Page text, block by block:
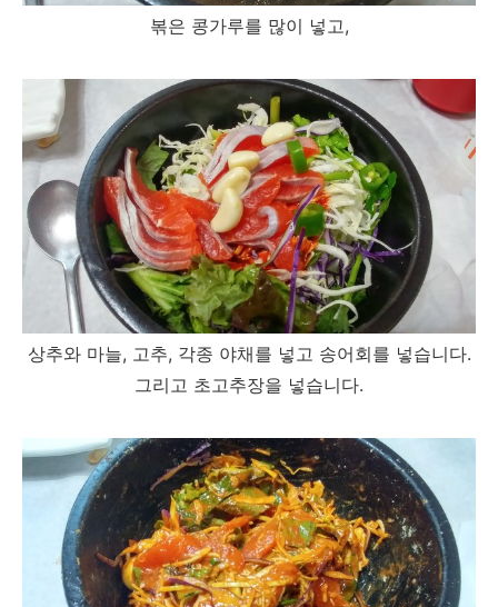
볶은 콩가루를 많이 넣고,
상추와 마늘, 고추, 각종 야채를 넣고 송어회를 넣습니다.
그리고 초고추장을 넣습니다.